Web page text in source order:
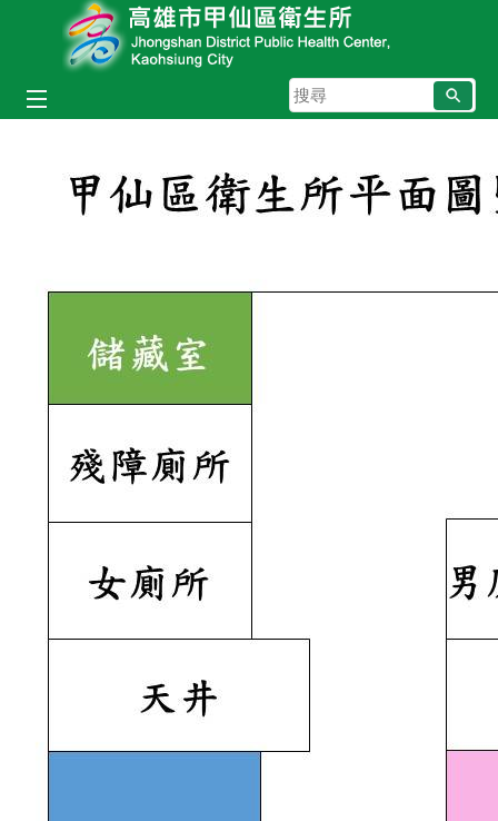
跳到主要內容區塊
搜
尋